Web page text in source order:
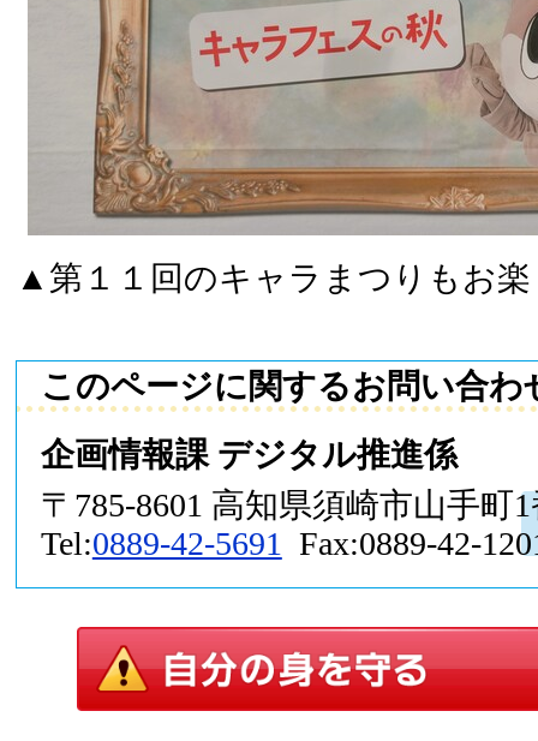
▲第１１回のキャラまつりもお
このページに関するお問い合わ
企画情報課 デジタル推進係
〒785-8601 高知県須崎市山手町
Tel:0889-42-5691 Fax:0889-42-